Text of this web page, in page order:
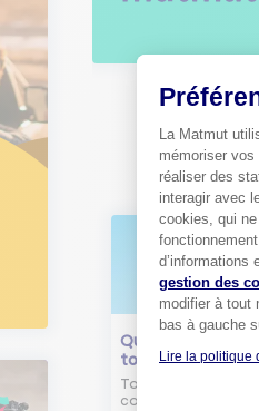
Qu'est-ce que le
tourelle ?
Tout savoir sur le
comment éviter
La Matmut
mémoriser
réaliser des
interagir avec
cookies, qui
d’informations
gestion des
modifier à tout
bas à gauche
Lire la politique